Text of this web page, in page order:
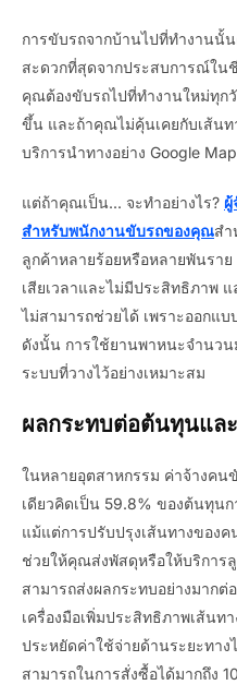
การขับรถจากบ้านไปที่ทำงานนั้น
สะดวกที่สุดจากประสบการณ์ใน
คุณต้องขับรถไปที่ทำงานใหม่ทุก
ขึ้น และถ้าคุณไม่คุ้นเคยกับเส้นท
บริการนำทางอย่าง Google
แต่ถ้าคุณเป็น... จะทำอย่างไร? ผู้
สำหรับพนักงานขับรถของคุณสำ
ลูกค้าหลายร้อยหรือหลายพันรา
เสียเวลาและไม่มีประสิทธิภาพ
ไม่สามารถช่วยได้ เพราะออกแ
ดังนั้น การใช้ยานพาหนะจำนวน
ระบบที่วางไว้อย่างเหมาะสม
ผลกระทบต่อต้นทุนแล
ในหลายอุตสาหกรรม ค่าจ้างคน
เดียวคิดเป็น 59.8% ของต้นทุน
แม้แต่การปรับปรุงเส้นทางของค
ช่วยให้คุณส่งพัสดุหรือให้บริการ
สามารถส่งผลกระทบอย่างมาก
เครื่องมือเพิ่มประสิทธิภาพเส้น
ประหยัดค่าใช้จ่ายด้านระยะทา
สามารถในการสั่งซื้อได้มากถึง